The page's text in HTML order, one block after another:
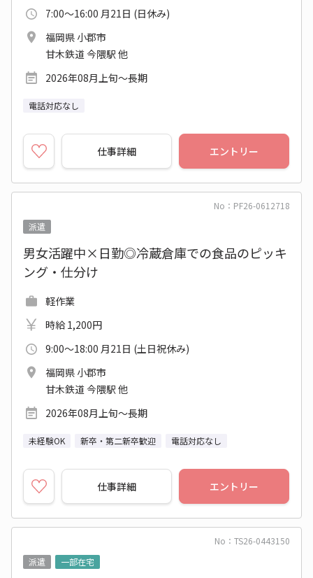
7:00～16:00 月21日 (日休み)
福岡県 小郡市
甘木鉄道 今隈駅 他
2026年08月上旬～長期
電話対応なし
仕事詳細 エントリー
No：PF26-0612718
派遣
男女活躍中×日勤◎冷蔵倉庫での食品のピッキ
ング・仕分け
軽作業
時給 1,200円
9:00～18:00 月21日 (土日祝休み)
福岡県 小郡市
甘木鉄道 今隈駅 他
2026年08月上旬～長期
未経験OK 新卒・第二新卒歓迎 電話対応なし
仕事詳細 エントリー
No：TS26-0443150
派遣
一部在宅